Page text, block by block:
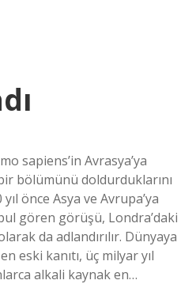
sapiens’in Avrasya’ya
bölümünü doldurduklarını
önce Asya ve Avrupa’ya
gören görüşü, Londra’daki
da adlandırılır. Dünyaya
eski kanıtı, üç milyar yıl
alkali kaynak en…